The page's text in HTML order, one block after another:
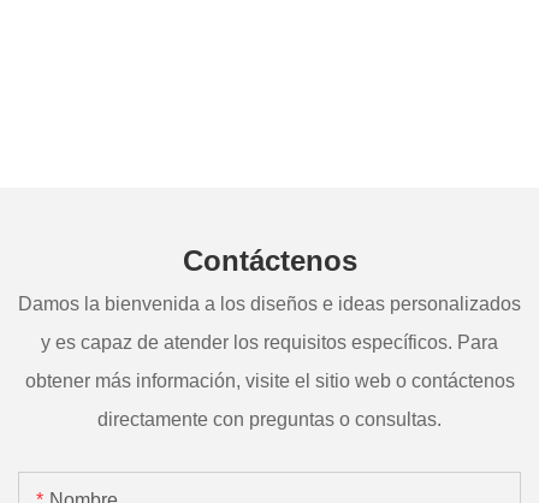
Contáctenos
Damos la bienvenida a los diseños e ideas personalizados
y es capaz de atender los requisitos específicos. Para
obtener más información, visite el sitio web o contáctenos
directamente con preguntas o consultas.